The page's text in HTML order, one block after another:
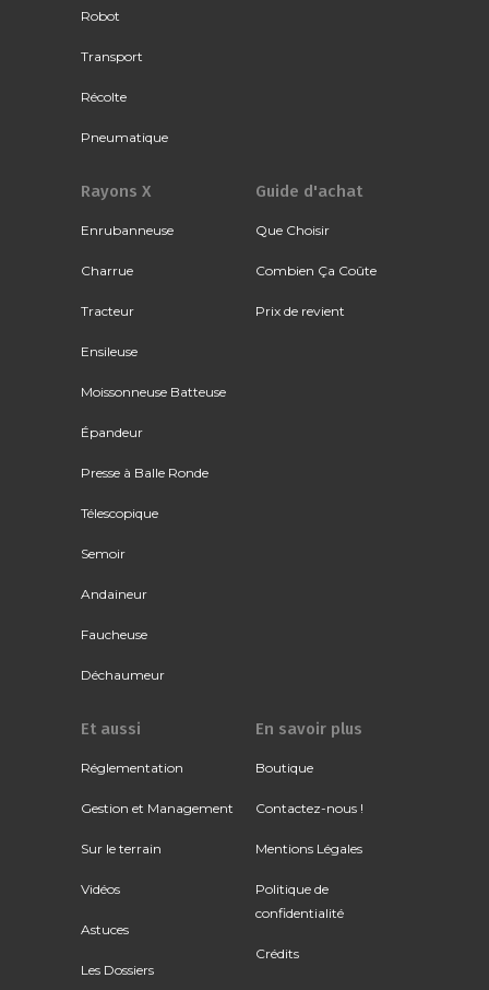
Robot
Transport
Récolte
Pneumatique
Rayons X
Enrubanneuse
Charrue
Tracteur
Ensileuse
Moissonneuse Batteuse
Épandeur
Presse à Balle Ronde
Télescopique
Semoir
Andaineur
Faucheuse
Déchaumeur
Guide d'achat
Que Choisir
Combien Ça Coûte
Prix de revient
Et aussi
Réglementation
Gestion et Management
Sur le terrain
Vidéos
Astuces
Les Dossiers
En savoir plus
Boutique
Contactez-nous !
Mentions Légales
Politique de
confidentialité
Crédits